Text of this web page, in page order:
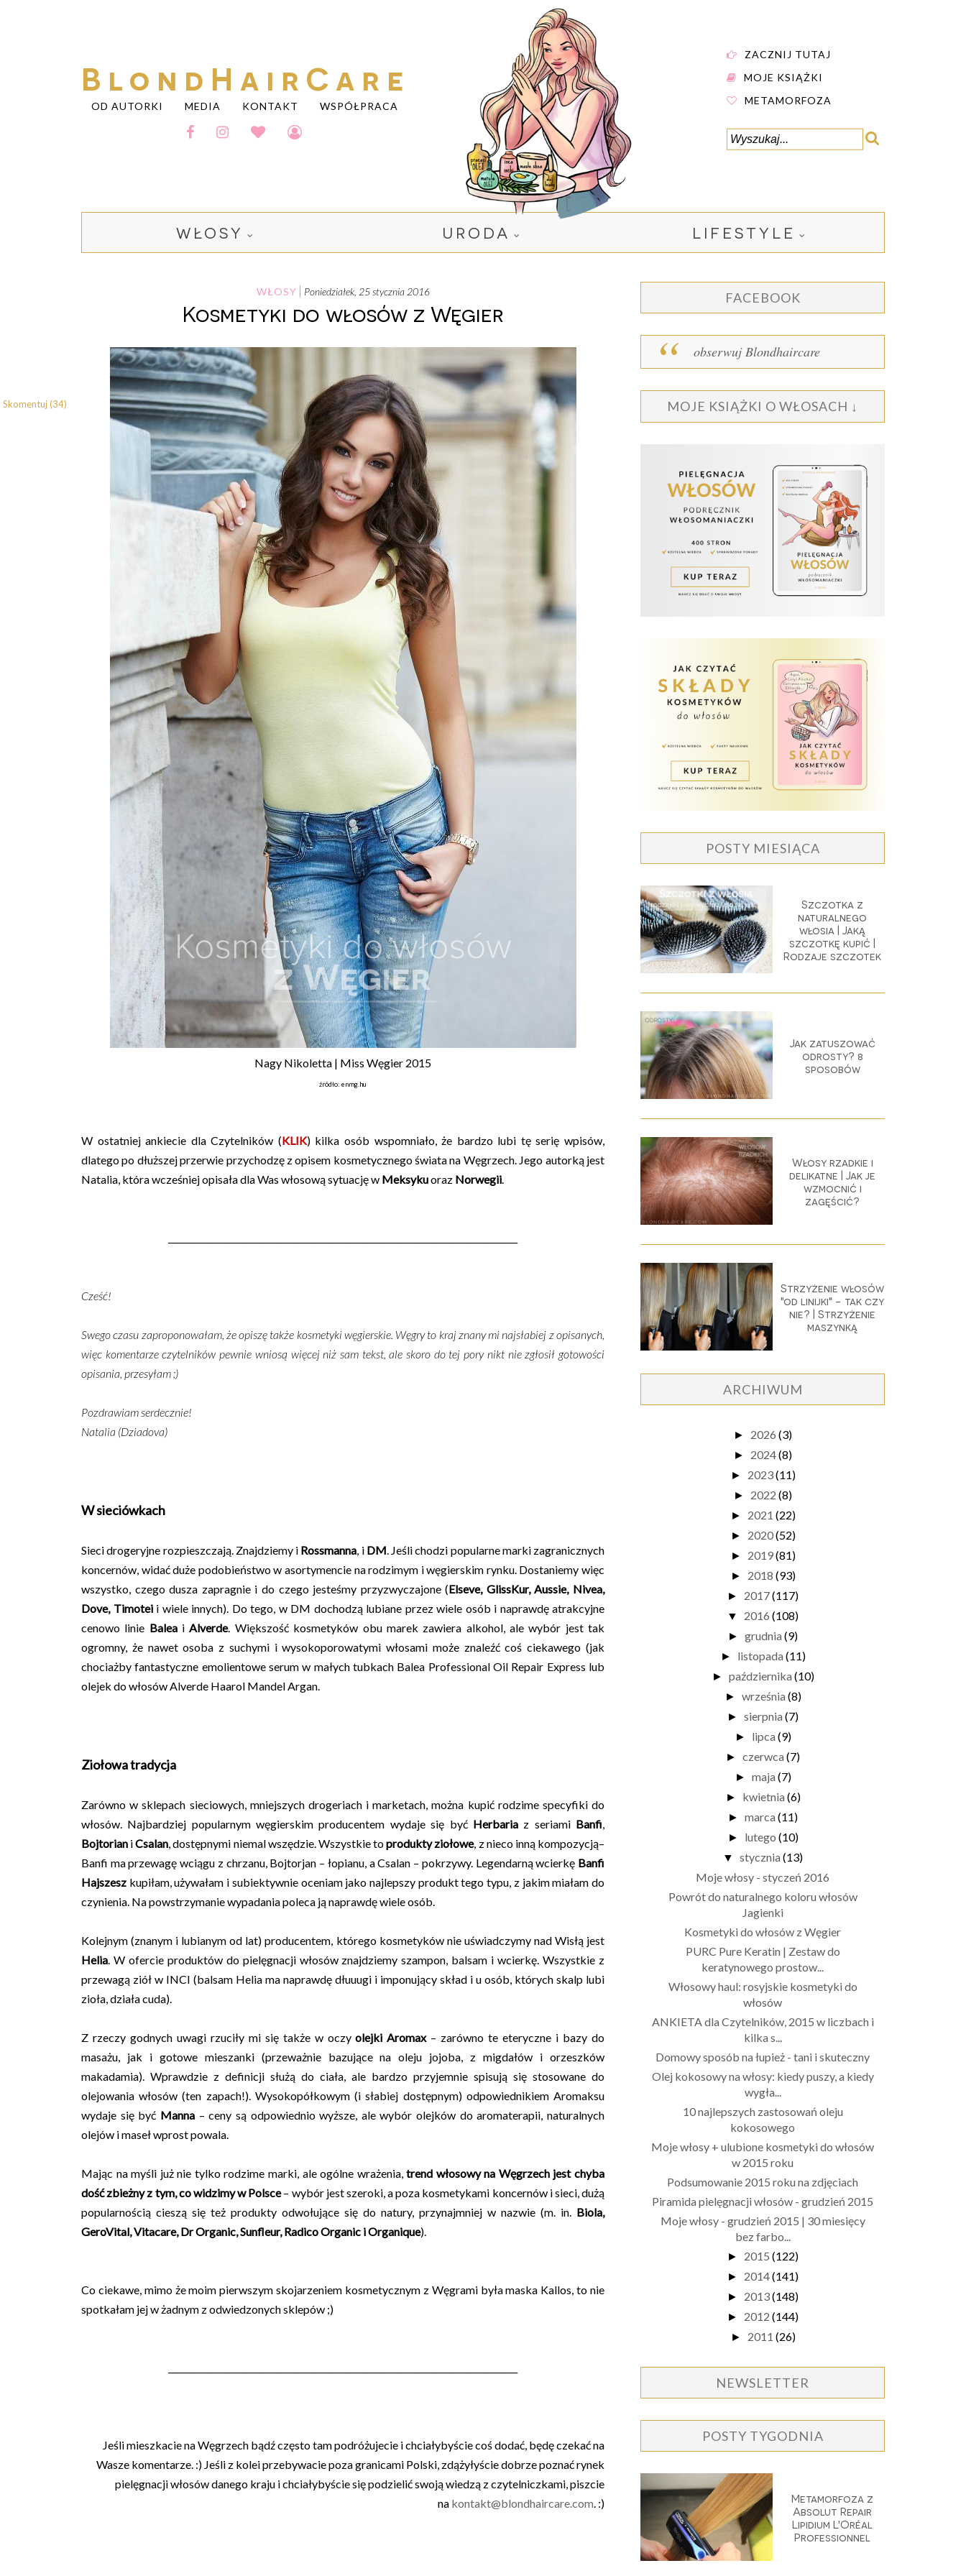
BlondHairCare
OD AUTORKI MEDIA KONTAKT WSPÓŁPRACA
ZACZNIJ TUTAJ
MOJE KSIĄŻKI
METAMORFOZA
WŁOSY URODA LIFESTYLE
WŁOSY poniedziałek, 25 stycznia 2016
Kosmetyki do włosów z Węgier
Nagy Nikoletta | Miss Węgier 2015
źródło: enmg.hu
W ostatniej ankiecie dla Czytelników (KLIK) kilka osób wspomniało, że bardzo lubi tę serię wpisów,
dlatego po dłuższej przerwie przychodzę z opisem kosmetycznego świata na Węgrzech. Jego autorką jest
Natalia, która wcześniej opisała dla Was włosową sytuację w Meksykuoraz Norwegii.
Cześć!
Swego czasu zaproponowałam, że opiszę także kosmetyki węgierskie. Węgry to kraj znany mi najsłabiej z opisanych,
więc komentarze czytelników pewnie wniosą więcej niż sam tekst, ale skoro do tej pory nikt nie zgłosił gotowości
opisania, przesyłam ;)
Pozdrawiam serdecznie!
Natalia (Dziadova)
W sieciówkach
Sieci drogeryjne rozpieszczają. Znajdziemy i Rossmanna, i DM. Jeśli chodzi popularne marki zagranicznych
koncernów, widać duże podobieństwo w asortymencie na rodzimym i węgierskim rynku. Dostaniemy więc
wszystko, czego dusza zapragnie i do czego jesteśmy przyzwyczajone (Elseve, GlissKur, Aussie, Nivea,
Dove, Timoteii wiele innych). Do tego, w DM dochodzą lubiane przez wiele osób i naprawdę atrakcyjne
cenowo linie BaleaiAlverde. Większość kosmetyków obu marek zawiera alkohol, ale wybór jest tak
ogromny, że nawet osoba z suchymi i wysokoporowatymi włosami może znaleźć coś ciekawego (jak
chociażby fantastyczne emolientowe serum w małych tubkach Balea Professional Oil Repair Express lub
olejek do włosów Alverde Haarol Mandel Argan.
Ziołowa tradycja
Zarówno w sklepach sieciowych, mniejszych drogeriach i marketach, można kupić rodzime specyfiki do
włosów. Najbardziej popularnym węgierskim producentem wydaje się być Herbariaz seriami Banfi,
Bojtorian iCsalan, dostępnymi niemal wszędzie. Wszystkie toprodukty ziołowe, z nieco inną kompozycją–
Banfi ma przewagę wciągu z chrzanu, Bojtorjan – łopianu, a Csalan – pokrzywy. Legendarną wcierkę Banfi
Hajszesz kupiłam, używałam i subiektywnie oceniam jako najlepszy produkt tego typu, z jakim miałam do
czynienia. Na powstrzymanie wypadania poleca ją naprawdę wiele osób.
Kolejnym (znanym i lubianym od lat) producentem, którego kosmetyków nie uświadczymy nad Wisłą jest
Helia. W ofercie produktów do pielęgnacji włosów znajdziemy szampon, balsam i wcierkę. Wszystkie z
przewagą ziół w INCI (balsam Helia ma naprawdę dłuuugi i imponujący skład i u osób, których skalp lubi
zioła, działa cuda).
Z rzeczy godnych uwagi rzuciły mi się także w oczyolejki Aromax – zarówno te eteryczne i bazy do
masażu, jak i gotowe mieszanki (przeważnie bazujące na oleju jojoba, z migdałów i orzeszków
makadamia). Wprawdzie z definicji służą do ciała, ale bardzo przyjemnie spisują się stosowane do
olejowania włosów (ten zapach!). Wysokopółkowym (i słabiej dostępnym) odpowiednikiem Aromaksu
wydaje się być Manna– ceny są odpowiednio wyższe, ale wybór olejków do aromaterapii, naturalnych
olejów i maseł wprost powala.
Mając na myśli już nie tylko rodzime marki, ale ogólne wrażenia,trend włosowy na Węgrzech jest chyba
dość zbieżny z tym, co widzimy w Polsce– wybór jest szeroki, a poza kosmetykami koncernów i sieci, dużą
popularnością cieszą się też produkty odwołujące się do natury, przynajmniej w nazwie (m. in. Biola,
GeroVital, Vitacare, Dr Organic, Sunfleur, Radico Organic i Organique).
Co ciekawe, mimo że moim pierwszym skojarzeniem kosmetycznym z Węgrami była maska Kallos, to nie
spotkałam jej w żadnym z odwiedzonych sklepów ;)
Jeśli mieszkacie na Węgrzech bądź często tam podróżujecie i chciałybyście coś dodać, będę czekać na
Wasze komentarze. :) Jeśli z koleiprzebywacie poza granicami Polski, zdążyłyście dobrze poznać rynek
pielęgnacji włosów danego kraju i chciałybyście się podzielić swoją wiedzą z czytelniczkami, piszcie
na kontakt@blondhaircare.com. :)
Skomentuj (34)
FACEBOOK
obserwuj Blondhaircare
MOJE KSIĄŻKI O WŁOSACH ↓
POSTY MIESIĄCA
Szczotka z
naturalnego
włosia | Jaką
szczotkę kupić |
Rodzaje szczotek
Jak zatuszować
odrosty? 8
sposobów
Włosy rzadkie i
delikatne | Jak je
wzmocnić i
zagęścić?
Strzyżenie włosów
"od linijki" - tak czy
nie? | Strzyżenie
maszynką
ARCHIWUM
► 2026 (3)
► 2024(8)
► 2023(11)
► 2022 (8)
► 2021 (22)
► 2020(52)
► 2019(81)
► 2018 (93)
► 2017(117)
▼ 2016 (108)
► grudnia (9)
► listopada (11)
► października (10)
► września (8)
► sierpnia (7)
► lipca (9)
► czerwca (7)
► maja (7)
► kwietnia (6)
► marca (11)
► lutego (10)
▼ stycznia (13)
Moje włosy - styczeń 2016
Powrót do naturalnego koloru włosów
Jagienki
Kosmetyki do włosów z Węgier
PURC Pure Keratin | Zestaw do
keratynowego prostow...
Włosowy haul: rosyjskie kosmetyki do
włosów
ANKIETA dla Czytelników, 2015 w liczbach i
kilka s...
Domowy sposób na łupież - tani i skuteczny
Olej kokosowy na włosy: kiedy puszy, a kiedy
wygła...
10 najlepszych zastosowań oleju
kokosowego
Moje włosy + ulubione kosmetyki do włosów
w 2015 roku
Podsumowanie 2015 roku na zdjęciach
Piramida pielęgnacji włosów - grudzień 2015
Moje włosy - grudzień 2015 | 30 miesięcy
bez farbo...
► 2015 (122)
► 2014(141)
► 2013(148)
► 2012 (144)
► 2011 (26)
NEWSLETTER
POSTY TYGODNIA
Metamorfoza z
Absolut Repair
Lipidium L'Oréal
Professionnel